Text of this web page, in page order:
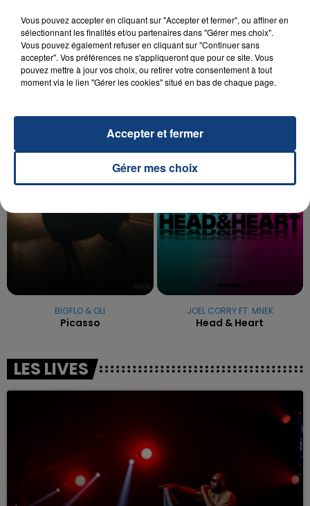
20 juillet 2026
UNE ADOLESCENTE DEVANT SE FAIRE
OPÉRER DE LA CHEVILLE RESSORT DE LA...
La famille a porté plainte contre la clinique qui a
excuses.
TITRES DIFFUSÉS
BIGFLO & OLI
Picasso
3h53
3h53
JOEL CORRY FT. MNEK
Head & Heart
LES LIVES
Vous pouvez accepter en cliquant sur "Accepter et fermer", ou affiner en
sélectionnant les finalités et/ou partenaires dans "Gérer mes choix".
Vous pouvez également refuser en cliquant sur "Continuer sans
accepter". Vos préférences ne s'appliqueront que pour ce site. Vous
pouvez mettre à jour vos choix, ou retirer votre consentement à tout
moment via le lien "Gérer les cookies" situé en bas de chaque page.
Gérer mes choix
Accepter et fermer